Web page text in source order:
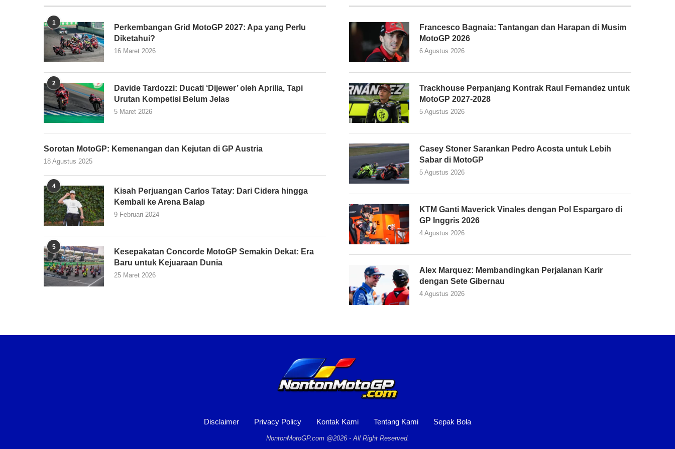
1
Perkembangan Grid MotoGP 2027: Apa yang Perlu
Diketahui?
16 Maret 2026
2
Davide Tardozzi: Ducati ‘Dijewer’ oleh Aprilia, Tapi
Urutan Kompetisi Belum Jelas
5 Maret 2026
Sorotan MotoGP: Kemenangan dan Kejutan di GP Austria
18 Agustus 2025
4
Kisah Perjuangan Carlos Tatay: Dari Cidera hingga
Kembali ke Arena Balap
9 Februari 2024
5
Kesepakatan Concorde MotoGP Semakin Dekat: Era
Baru untuk Kejuaraan Dunia
25 Maret 2026
Francesco Bagnaia: Tantangan dan Harapan di Musim
MotoGP 2026
6 Agustus 2026
Trackhouse Perpanjang Kontrak Raul Fernandez untuk
MotoGP 2027-2028
5 Agustus 2026
Casey Stoner Sarankan Pedro Acosta untuk Lebih
Sabar di MotoGP
5 Agustus 2026
KTM Ganti Maverick Vinales dengan Pol Espargaro di
GP Inggris 2026
4 Agustus 2026
Alex Marquez: Membandingkan Perjalanan Karir
dengan Sete Gibernau
4 Agustus 2026
Disclaimer Privacy Policy Kontak Kami Tentang Kami Sepak Bola
NontonMotoGP.com @2026 - All Right Reserved.